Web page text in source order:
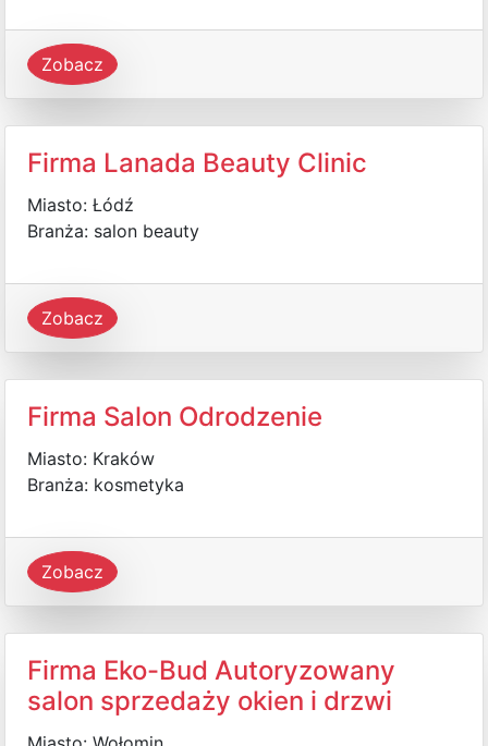
Zobacz
Firma Lanada Beauty Clinic
Miasto: Łódź
Branża: salon beauty
Zobacz
Firma Salon Odrodzenie
Miasto: Kraków
Branża: kosmetyka
Zobacz
Firma Eko-Bud Autoryzowany
salon sprzedaży okien i drzwi